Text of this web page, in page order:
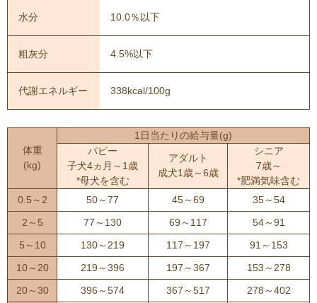
水分 10.0％以下
粗灰分 4.5%以下
代謝エネルギー 338kcal/100g
体重
(kg)
1日当たりの給与量(g)
パピー
子犬4ヵ月～1歳
*母犬を含む
アダルト
成犬1歳～6歳
シニア
7歳～
*肥満気味含む
0.5～2
50～77 45～69
35～54
2～5
77～130 69～117
54～91
5～10
130～219 117～197
91～153
10～20
219～396 197～367
153～278
20～30
396～574 367～517
278～402